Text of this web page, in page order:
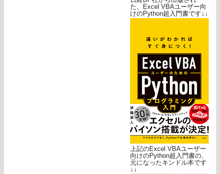
た、Excel VBAユーザー向
けのPython超入門書です↓↓
上記のExcel VBAユーザー
向けのPython超入門書の、
元になったキンドル本です
↓↓